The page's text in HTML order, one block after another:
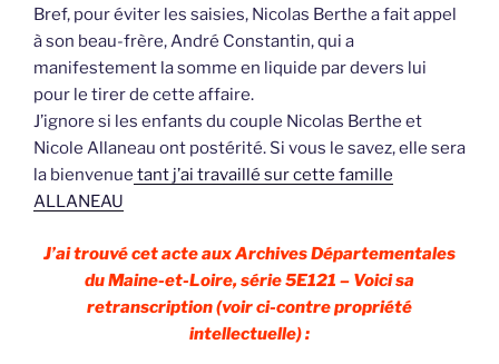
Bref, pour éviter les saisies, Nicolas Berthe a fait appel
à son beau-frère, André Constantin, qui a
manifestement la somme en liquide par devers lui
pour le tirer de cette affaire.
J’ignore si les enfants du couple Nicolas Berthe et
Nicole Allaneau ont postérité. Si vous le savez, elle sera
la bienvenue tant j’ai travaillé sur cette famille
ALLANEAU
J’ai trouvé cet acte aux Archives Départementales
du Maine-et-Loire, série 5E121 – Voici sa
retranscription (voir ci-contre propriété
intellectuelle) :